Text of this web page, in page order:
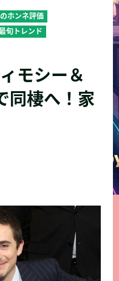
ホンネ評価
旬トレンド
モシー＆
同棲へ！家